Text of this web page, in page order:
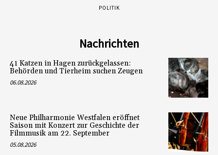
POLITIK
Nachrichten
41 Katzen in Hagen zurückgelassen:
Behörden und Tierheim suchen Zeugen
06.08.2026
Neue Philharmonie Westfalen eröffnet
Saison mit Konzert zur Geschichte der
Filmmusik am 22. September
05.08.2026